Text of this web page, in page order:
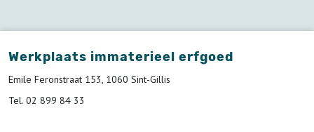
Werkplaats immaterieel erfgoed
Emile Feronstraat 153, 1060 Sint-Gillis
Tel. 02 899 84 33